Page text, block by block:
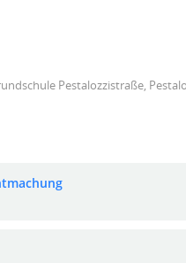
Pestalozzistraße,